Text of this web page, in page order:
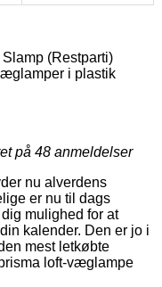
(Restparti)
i plastik
på 48 anmeldelser
nu alverdens
er nu til dags
mulighed for at
kalender. Den er jo i
mest letkøbte
loft-væglampe